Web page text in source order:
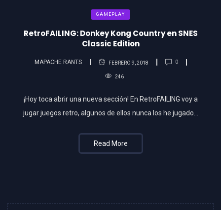
GAMEPLAY
RetroFAILING: Donkey Kong Country en SNES
Classic Edition
MAPACHE RANTS FEBRERO 9, 2018 0
246
¡Hoy toca abrir una nueva sección! En RetroFAILING voy a
jugar juegos retro, algunos de ellos nunca los he jugado…
Read More